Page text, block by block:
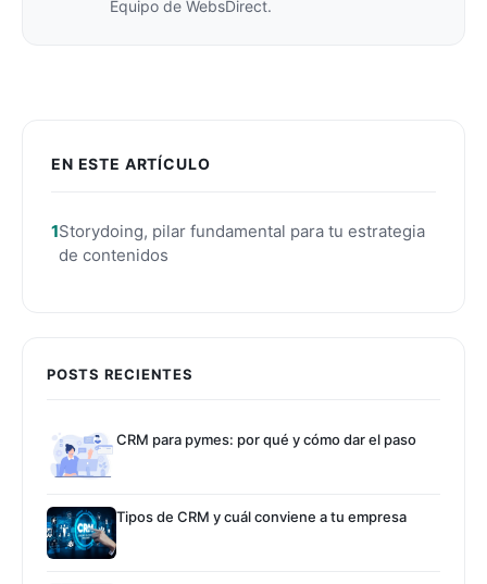
EN ESTE ARTÍCULO
Storydoing, pilar fundamental para tu estrategia
de contenidos
POSTS RECIENTES
CRM para pymes: por qué y cómo dar el paso
Tipos de CRM y cuál conviene a tu empresa
Equipo de WebsDirect.